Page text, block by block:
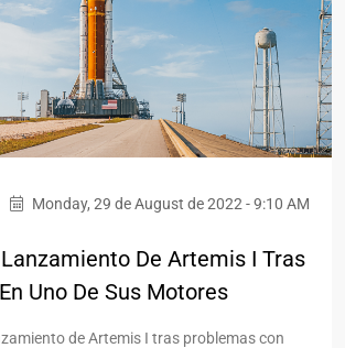
Monday, 29 de August de 2022 - 9:10 AM
De Artemis I Tras
Uno De Sus Motores
de Artemis I tras problemas con